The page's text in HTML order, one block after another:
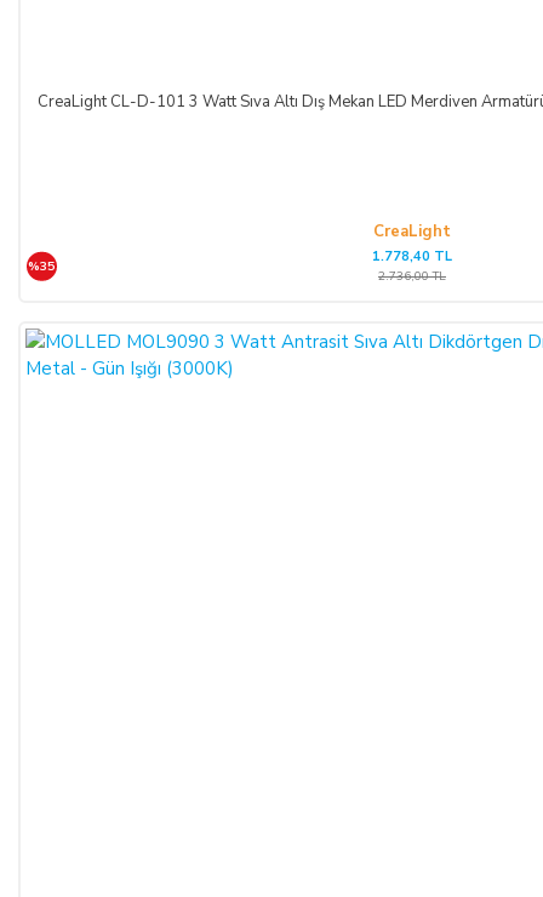
CreaLight CL-D-101 3 Watt Sıva Altı Dış Mekan LED Merdiven
CreaLight
%35
1.778,40 TL
2.736,00 TL